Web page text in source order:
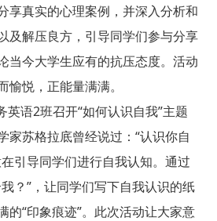
享真实的心理案例，并深入分析和
及解压良方，引导同学们参与分享
当今大学生应有的抗压态度。活动
愉悦，正能量满满。
语2班召开“如何认识自我”主题
家苏格拉底曾经说过：“认识你自
引导同学们进行自我认知。通过
？”，让同学们写下自我认识的纸
的“印象痕迹”。此次活动让大家意